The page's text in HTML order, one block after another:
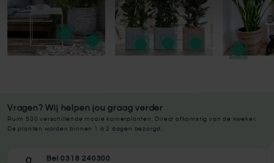
Vragen? Wij helpen jou graag verder
Ruim 500 verschillende mooie kamerplanten. Direct afkomstig van de kweker.
De planten worden binnen 1 à 2 dagen bezorgd.
Bel 0318 240300